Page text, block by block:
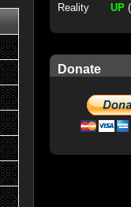
Reality UP
Donate